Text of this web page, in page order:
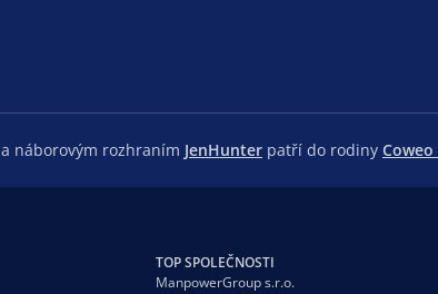
a náborovým rozhraním JenHunter patří do rodiny
TOP SPOLEČNOSTI
ManpowerGroup s.r.o.